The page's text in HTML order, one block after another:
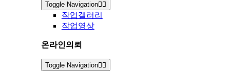
Toggle Navigation
작업갤러리
작업영상
온라인의뢰
Toggle Navigation